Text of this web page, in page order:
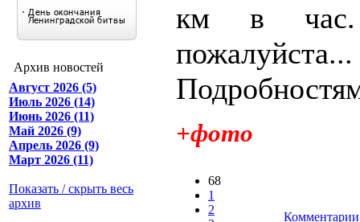
Архив новостей
Август 2026 (5)
Июль 2026 (14)
Июнь 2026 (11)
Май 2026 (9)
Апрель 2026 (9)
Март 2026 (11)
Показать / скрыть весь
архив
км в
пожалуйста...
+фото
68
1
2